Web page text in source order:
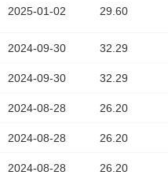
2025-01-02
2024-09-30
2024-09-30
2024-08-28
2024-08-28
2024-08-28
29.60
32.29
32.29
26.20
26.20
26.20